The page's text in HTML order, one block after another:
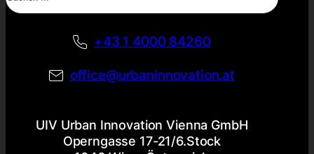
+43 1 4000 84260
office@urbaninnovation.at
UIV Urban Innovation Vienna GmbH
Operngasse 17-21/6.Stock